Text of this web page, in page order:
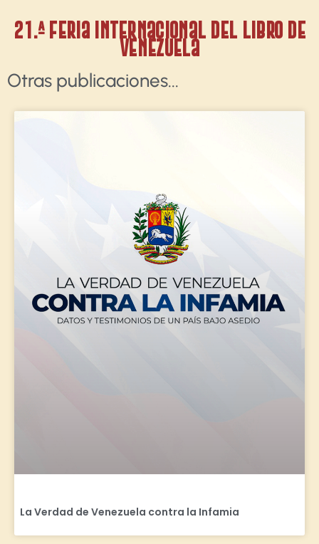
21.ª Feria Internacional del Libro de
Venezuela
Otras publicaciones​...
La Verdad de Venezuela contra la Infamia